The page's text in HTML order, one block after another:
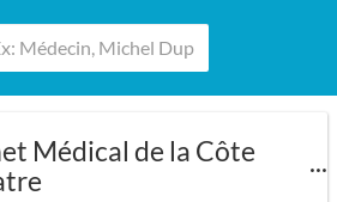
Médical de la Côte